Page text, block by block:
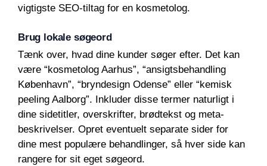
vigtigste SEO-tiltag for en kosmetolog.
Brug lokale søgeord
Tænk over, hvad dine kunder søger efter. Det kan
være “kosmetolog Aarhus”, “ansigtsbehandling
København”, “bryndesign Odense” eller “kemisk
peeling Aalborg”. Inkluder disse termer naturligt i
dine sidetitler, overskrifter, brødtekst og meta-
beskrivelser. Opret eventuelt separate sider for
dine mest populære behandlinger, så hver side kan
rangere for sit eget søgeord.